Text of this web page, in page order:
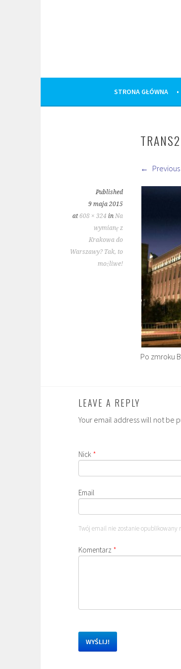
STRONA GŁÓWNA
TRANS2
Previous
Published
9 maja 2015
at 608 × 324 in Na
wymianę z
Krakowa do
Warszawy? Tak, to
możliwe!
Po zmroku
LEAVE A REPLY
Your email address will not be
Nick *
Email
Twój email nie zostanie opublikowany
Komentarz *